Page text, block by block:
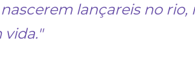
lançareis no
vida."